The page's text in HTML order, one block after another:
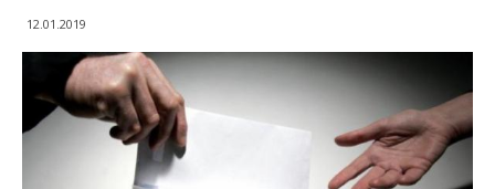
12.01.2019